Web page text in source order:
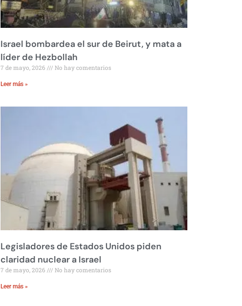
Israel bombardea el sur de Beirut, y mata a
líder de Hezbollah
7 de mayo, 2026 No hay comentarios
Leer más »
Legisladores de Estados Unidos piden
claridad nuclear a Israel
7 de mayo, 2026 No hay comentarios
Leer más »